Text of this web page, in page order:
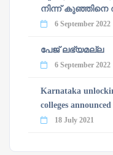
നിന്ന് കുഞ്ഞിനെ
6 September 2022
പേജ് ലഭ്യമല്ല
6 September 2022
Karnataka
colleges announced
18 July 2021